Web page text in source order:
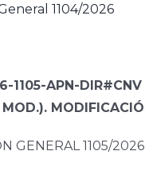
1104/2026
1105-APN-DIR#CNV
GENERAL 1105/2026